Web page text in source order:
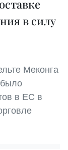
в силу
Меконга
в ЕС в